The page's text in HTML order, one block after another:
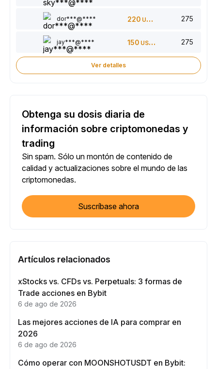
dor***@**** 220 USDT 275
jay***@**** 150 USDT 275
Ver detalles
Obtenga su dosis diaria de
información sobre criptomonedas y
trading
Sin spam. Sólo un montón de contenido de
calidad y actualizaciones sobre el mundo de las
criptomonedas.
Suscríbase ahora
Artículos relacionados
xStocks vs. CFDs vs. Perpetuals: 3 formas de
Trade acciones en Bybit
6 de ago de 2026
Las mejores acciones de IA para comprar en
2026
6 de ago de 2026
Cómo operar con MOONSHOTUSDT en Bybit: